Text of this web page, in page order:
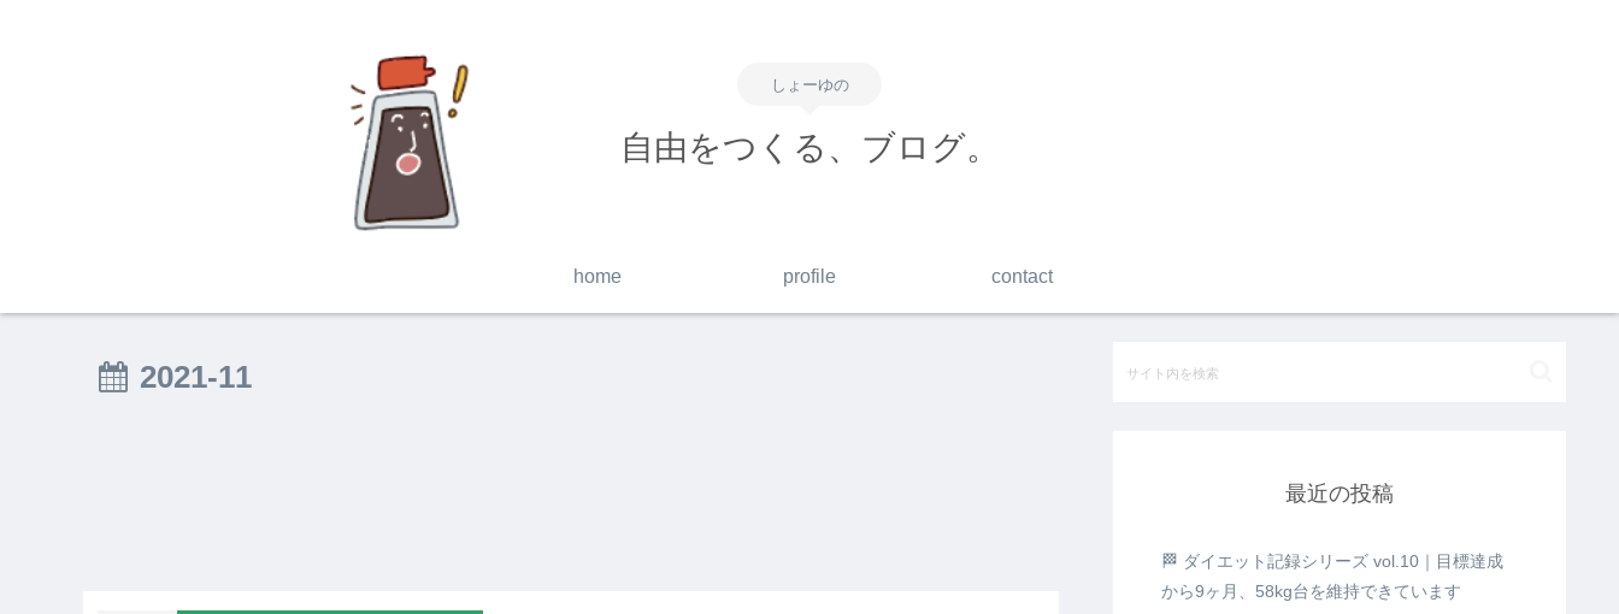
しょーゆの
自由をつくる、ブログ。
home profile contact
2021-11
最近の投稿
🏁 ダイエット記録シリーズ vol.10｜目標達成
から9ヶ月、58kg台を維持できています